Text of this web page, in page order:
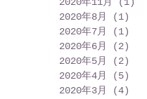
2020年8月
(1)
2020年7月
(1)
2020年6月
(2)
2020年5月
(2)
2020年4月
(5)
2020年3月
(4)